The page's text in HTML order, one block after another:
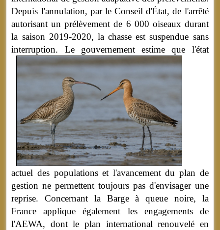
Depuis l'annulation, par le Conseil d'État, de l'arrêté
autorisant un prélèvement de 6 000 oiseaux durant
la saison 2019-2020, la chasse est suspendue sans
interruption. Le gouvernement estime que l'état
actuel des populations et l'avancement du plan de
gestion ne permettent toujours pas d'envisager une
reprise. Concernant la Barge à queue noire, la
France applique également les engagements de
l'AEWA, dont le plan international renouvelé en